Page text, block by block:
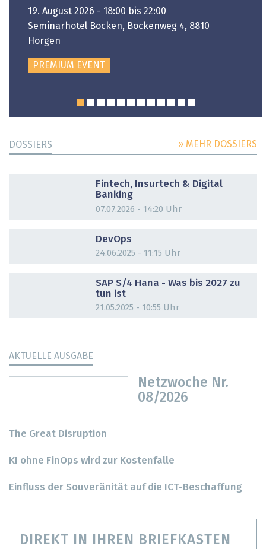
19. August 2026 - 18:00 bis 22:00
Seminarhotel Bocken, Bockenweg 4, 8810
Horgen
PREMIUM EVENT
DOSSIERS » MEHR DOSSIERS
Fintech, Insurtech & Digital
Banking
07.07.2026 - 14:20 Uhr
DevOps
24.06.2025 - 11:15 Uhr
SAP S/4 Hana - Was bis 2027 zu
tun ist
21.05.2025 - 10:55 Uhr
AKTUELLE AUSGABE
Netzwoche Nr.
08/2026
The Great Disruption
KI ohne FinOps wird zur Kostenfalle
Einfluss der Souveränität auf die ICT-Beschaffung
DIREKT IN IHREN BRIEFKASTEN